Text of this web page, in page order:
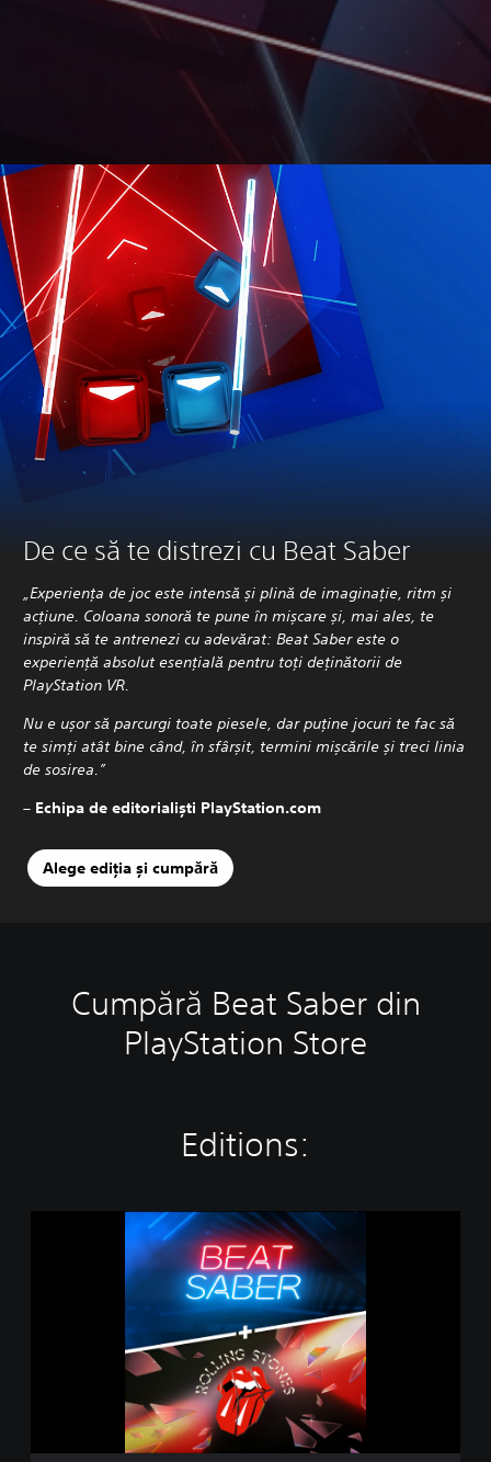
De ce să te distrezi cu Beat Saber
„Experiența de joc este intensă și plină de imaginație, ritm și
acțiune. Coloana sonoră te pune în mișcare și, mai ales, te
inspiră să te antrenezi cu adevărat: Beat Saber este o
experiență absolut esențială pentru toți deținătorii de
PlayStation VR.
Nu e ușor să parcurgi toate piesele, dar puține jocuri te fac să
te simți atât bine când, în sfârșit, termini mișcările și treci linia
de sosirea.”
– Echipa de editorialiști PlayStation.com
Alege ediția și cumpără
Cumpără Beat Saber din
PlayStation Store
Editions:
h